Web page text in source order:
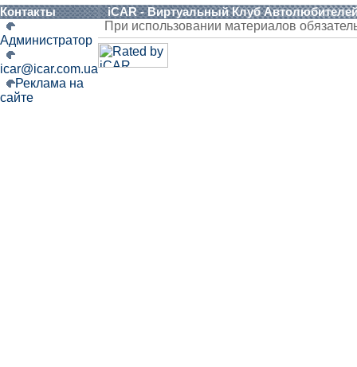
Контакты iCAR - Виртуальный Клуб
Администратор
icar@icar.com.ua
Реклама на
сайте
При использовании материалов